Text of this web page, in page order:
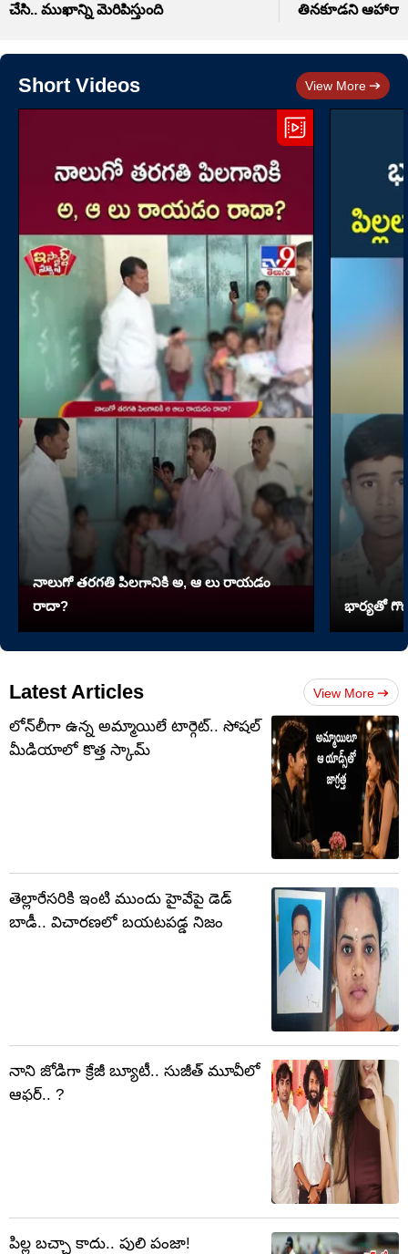
చేసి.. ముఖాన్ని మెరిపిస్తుంది
తినకూడని
Short Videos View More
నాలుగో త‌ర‌గతి పిలగానికి అ, ఆ లు రాయ‌డం
రాదా?
భార్యతో
Latest Articles View More
లోన్‌లీగా ఉన్న అమ్మాయిలే టార్గెట్‌.. సోషల్
మీడియాలో కొత్త స్కామ్
తెల్లారేసరికి ఇంటి ముందు హైవేపై డెడ్
బాడీ.. విచారణలో బయటపడ్డ నిజం
నాని జోడిగా క్రేజీ బ్యూటీ.. సుజీత్ మూవీలో
ఆఫర్.. ?
పిల్ల బచ్చా కాదు.. పులి పంజా!